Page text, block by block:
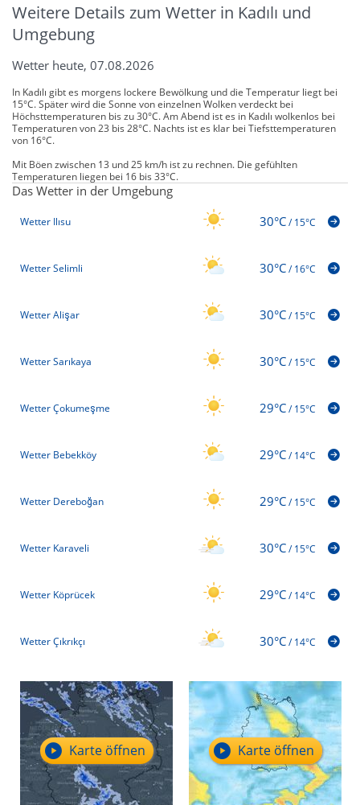
Weitere Details zum Wetter in Kadılı und
Umgebung
Wetter heute, 07.08.2026
In Kadılı gibt es morgens lockere Bewölkung und die Temperatur liegt bei
15°C. Später wird die Sonne von einzelnen Wolken verdeckt bei
Höchsttemperaturen bis zu 30°C. Am Abend ist es in Kadılı wolkenlos bei
Temperaturen von 23 bis 28°C. Nachts ist es klar bei Tiefsttemperaturen
von 16°C.
Mit Böen zwischen 13 und 25 km/h ist zu rechnen. Die gefühlten
Temperaturen liegen bei 16 bis 33°C.
Das Wetter in der Umgebung
Wetter Ilısu 30°C/15°C
Wetter Selimli 30°C/16°C
Wetter Alişar 30°C/15°C
Wetter Sarıkaya 30°C/15°C
Wetter Çokumeşme 29°C/15°C
Wetter Bebekköy 29°C/14°C
Wetter Dereboğan 29°C/15°C
Wetter Karaveli 30°C/15°C
Wetter Köprücek 29°C/14°C
Wetter Çıkrıkçı 30°C/14°C
Karte öffnen Karte öffnen